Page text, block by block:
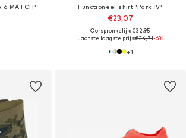
6 MATCH' Functioneel shirt 'Park IV'
€23,07
Oorspronkelijk: €32,95
Laatste laagste prijs:€24,71-6%
+1